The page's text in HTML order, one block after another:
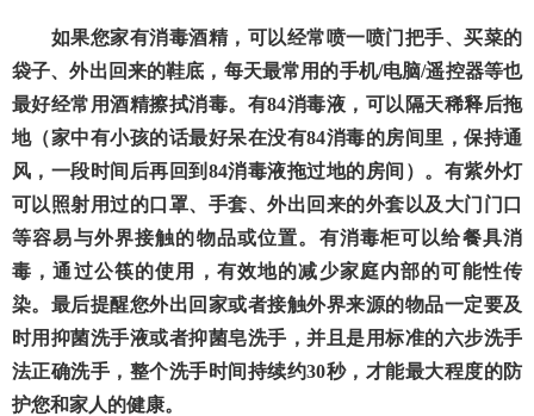
如果您家有消毒酒精，可以经常喷一喷门把手、买菜的
袋子、外出回来的鞋底，每天最常用的手机/电脑/遥控器等也
最好经常用酒精擦拭消毒。有84消毒液，可以隔天稀释后拖
地（家中有小孩的话最好呆在没有84消毒的房间里 ，保持通
风，一段时间后再回到 84消毒液拖过地的房间）。有紫外灯
可以照射用过的口罩、手套、外出回来的外套以及大门门口
等容易与外界接触的物品或位置。有消毒柜可以给餐具消
毒，通过公筷的使用，有效地的减少家庭内部的可能性传
染。 最后提醒您外出回家或者接触外界来源的物品一定要及
时用抑菌洗手液或者抑菌皂洗手，并且是用标准的六步洗手
法正确洗手，整个洗手时间持续约30秒，才能最大程度的防
护您和家人的健康。